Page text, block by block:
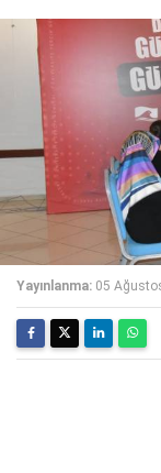
Yayınlanma: 05